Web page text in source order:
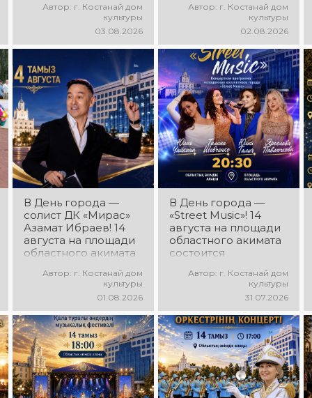
концертная
ансамбля танца
«Карнавал»!
ансамбля — Шамиль
Фахрутдинов. Вас
ждут зрелищные
хореографические
постановки, яркие
образы,
зажигательные
ритмы и
праздничное
настроение!
Автор: г. Костанай дом
культуры
03.08.2026
праздничная DJ-
программа! Вас ждут
современные
музыкальные хиты,
зажигательные
ритмы, мощная
энергия и яркие
эмоции!
Автор: г. Костанай дом
культуры
02.08.2026
В День города —
солист ДК «Мирас»
Азамат Ибраев! 14
августа на площади
областного акимата
концертная
программа Азамата
Ибраева! Вас ждут
любимые песни,
яркое выступление,
мощная энергия и
праздничное
настроение!
Автор: г. Костанай дом
культуры
01.08.2026
В День города —
«Street Music»! 14
августа на площади
областного акимата
состоится
программа
коллективов города
«Street Music»! Вас
ждут современная
музыка, яркие
выступления,
мощная энергия и
праздничное
настроение!
Автор: г. Костанай дом
культуры
31.07.2026